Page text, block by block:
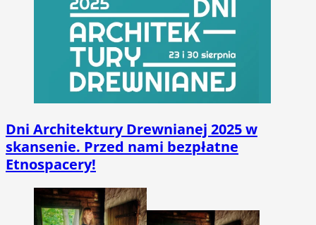
Dni Architektury Drewnianej 2025 w
skansenie. Przed nami bezpłatne
Etnospacery!